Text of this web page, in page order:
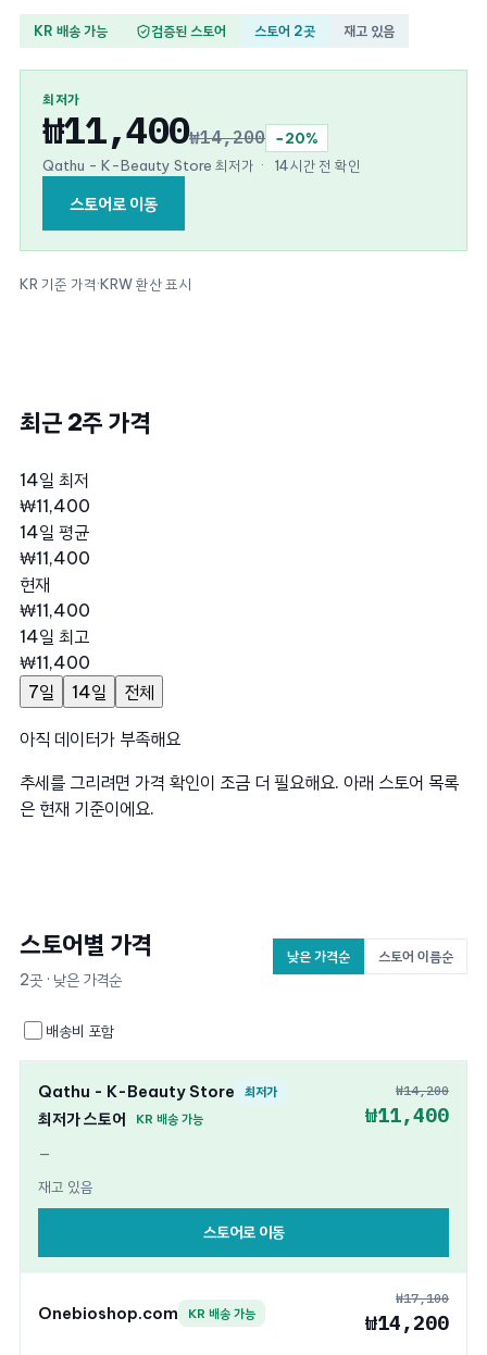
KR 배송 가능 검증된 스토어 스토어 2곳 재고 있음
최저가
₩11,400₩14,200
−20%
Qathu - K-Beauty Store 최저가 · 14시간 전 확인
스토어로 이동
KR 기준 가격·KRW 환산 표시
최근 2주 가격
14일 최저
₩11,400
14일 평균
₩11,400
현재
₩11,400
14일 최고
₩11,400
7일
14일 전체
아직 데이터가 부족해요
추세를 그리려면 가격 확인이 조금 더 필요해요. 아래 스토어 목록
은 현재 기준이에요.
스토어별 가격
2곳 · 낮은 가격순
낮은 가격순 스토어 이름순
배송비 포함
Qathu - K-Beauty Store 최저가
최저가 스토어 KR 배송 가능
—
재고 있음
₩14,200
₩11,400
스토어로 이동
Onebioshop.com KR 배송 가능
₩17,100
₩14,200